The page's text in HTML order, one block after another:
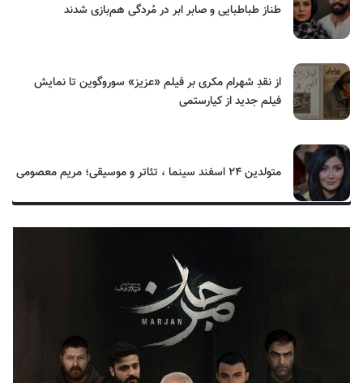
طناز طباطبایی و صابر ابر در مُردگی هم‌بازی شدند
از نقدِ شهرام مکری بر فیلم «عزیز» سوروگوین تا نمایش
فیلم جدید از کیارستمی
متولدین ۲۴ اسفند سینما ، تئاتر و موسیقی؛ مریم معصومی